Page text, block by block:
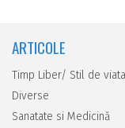
ARTICOLE
Timp Liber/ Stil de viata
Diverse
Sanatate si Medicină